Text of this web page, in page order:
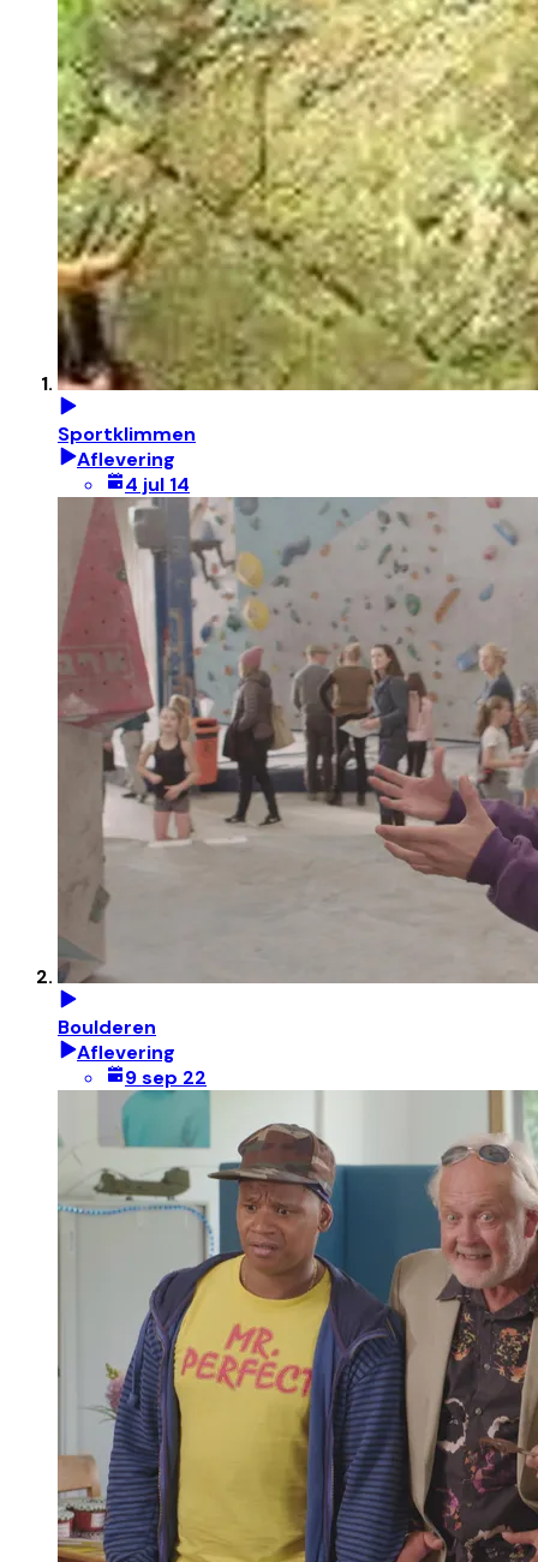
Sportklimmen
Aflevering
4 jul 14
Boulderen
Aflevering
9 sep 22